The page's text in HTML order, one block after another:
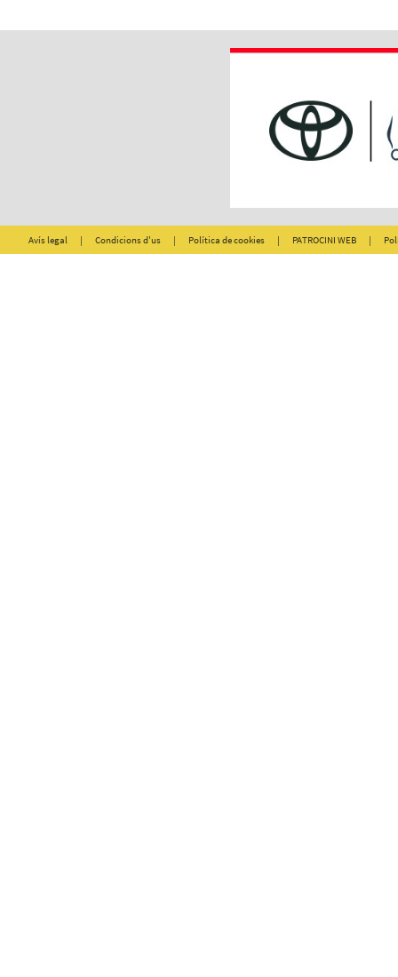
Avís legal | Condicions d'us | Política de cookies | PATROCINI WEB |